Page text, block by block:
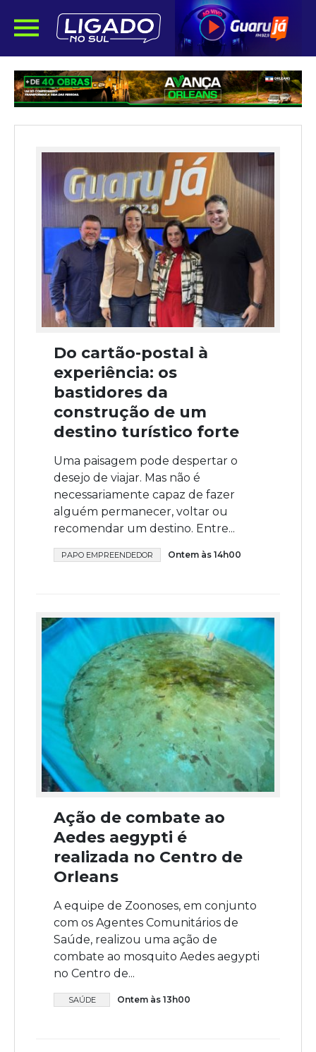
Do cartão-postal à
experiência: os
bastidores da
construção de um
destino turístico forte
Uma paisagem pode despertar o
desejo de viajar. Mas não é
necessariamente capaz de fazer
alguém permanecer, voltar ou
recomendar um destino. Entre...
PAPO EMPREENDEDOR Ontem às 14h00
Ação de combate ao
Aedes aegypti é
realizada no Centro de
Orleans
A equipe de Zoonoses, em conjunto
com os Agentes Comunitários de
Saúde, realizou uma ação de
combate ao mosquito Aedes aegypti
no Centro de...
SAÚDE Ontem às 13h00